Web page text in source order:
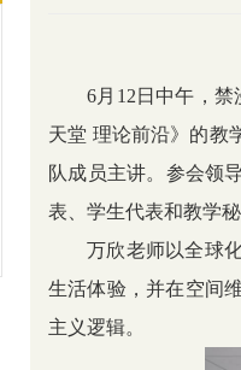
6月12日中午，禁
天堂 理论前沿》的教
队成员主讲。参会领
表、学生代表和教学
万欣老师以全球
生活体验，并在空间
主义逻辑。